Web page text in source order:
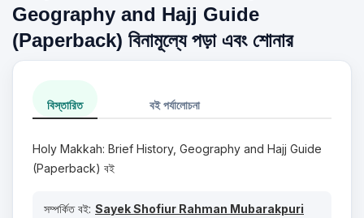
Geography and Hajj Guide
(Paperback) বিনামূল্যে পড়া এবং শোনার
বিস্তারিত বই পর্যালোচনা
Holy Makkah: Brief History, Geography and Hajj Guide
(Paperback) বই
সম্পর্কিত বই: Sayek Shofiur Rahman Mubarakpuri